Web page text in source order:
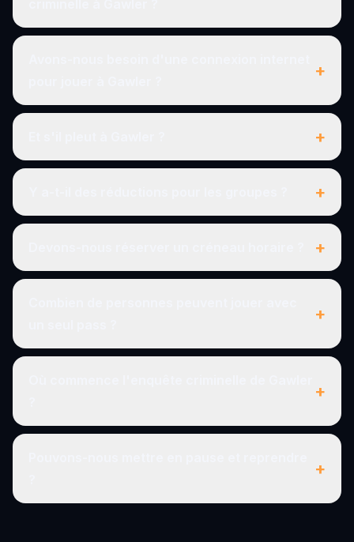
+
+
+
+
+
+
+